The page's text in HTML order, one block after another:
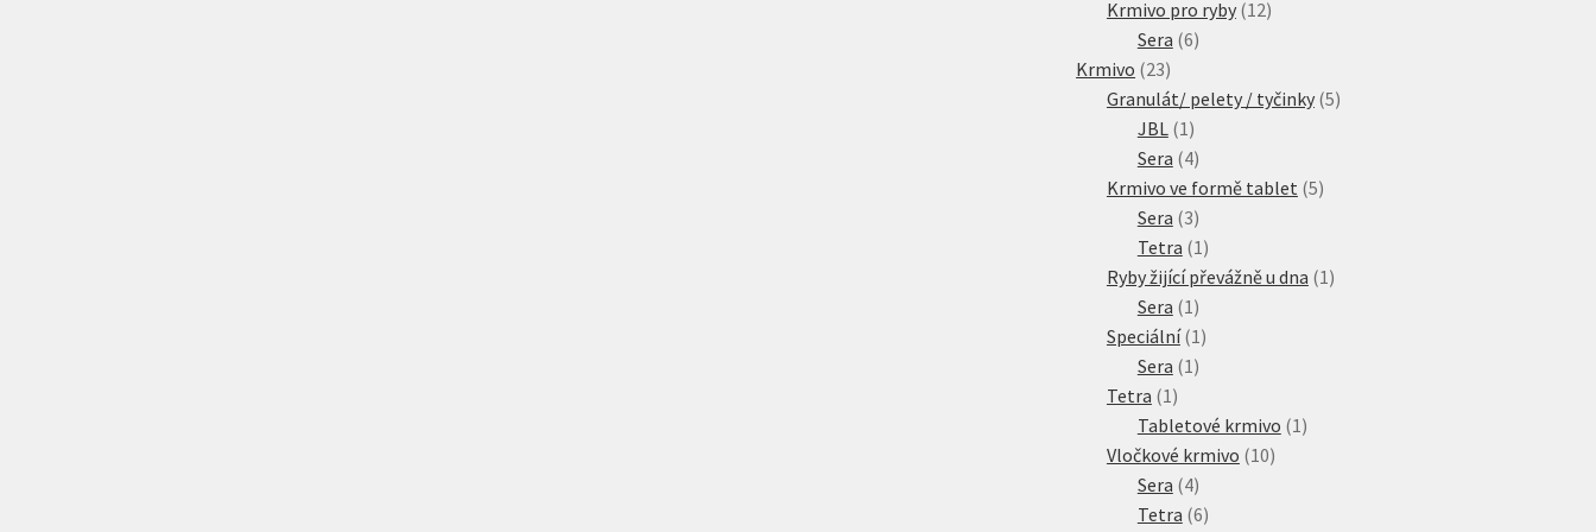
produktů
Krmivo pro ryby 1212
Sera 66
Krmivo 2323
produktů
Granulát/ pelety / tyčinky 55
JBL 11
produkt
Sera 44
produkty
Krmivo ve formě tablet 55
Sera 33
produkty
Tetra 11
produkt
Ryby žijící převážně u dna 11
Sera 11
produkt
Speciální 11
Sera 11
Tetra 11
produkt
Tabletové krmivo 11
Vločkové krmivo 1010
Sera 44
produkty
Tetra 66